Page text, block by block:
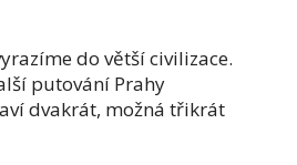
do větší civilizace.
putování Prahy
dvakrát, možná třikrát